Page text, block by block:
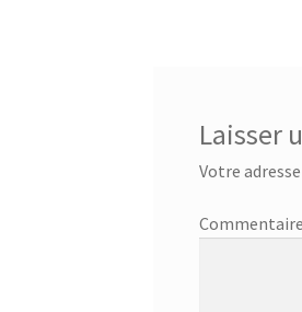
Laisser
Votre
Commentaire